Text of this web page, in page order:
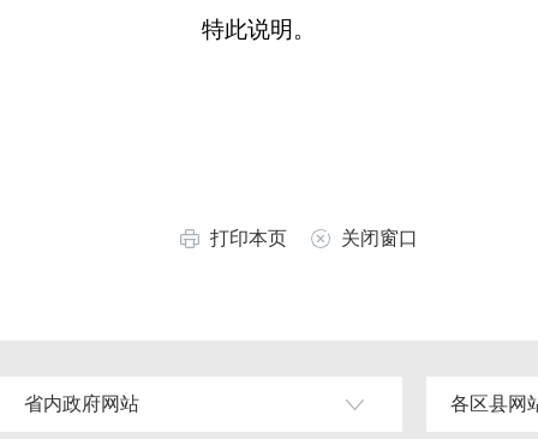
特此说明。
打印本页 关闭窗口
省内政府网站 各区县网